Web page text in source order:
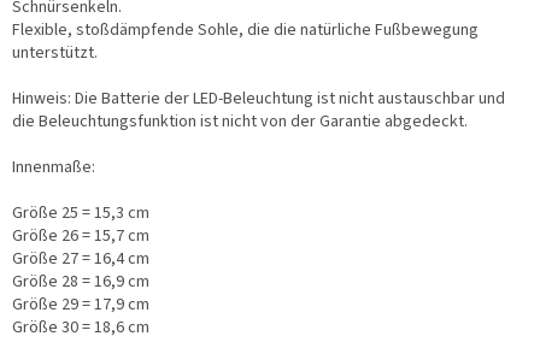
Schnürsenkeln.
Flexible, stoßdämpfende Sohle, die die natürliche Fußbewegung
unterstützt.
Hinweis: Die Batterie der LED-Beleuchtung ist nicht austauschbar und
die Beleuchtungsfunktion ist nicht von der Garantie abgedeckt.
Innenmaße:
Größe 25 = 15,3 cm
Größe 26 = 15,7 cm
Größe 27 = 16,4 cm
Größe 28 = 16,9 cm
Größe 29 = 17,9 cm
Größe 30 = 18,6 cm